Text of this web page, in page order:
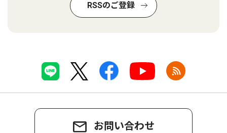
RSSのご登録
お問い合わせ